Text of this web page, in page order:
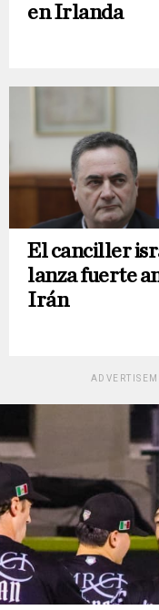
en Irlanda
El canciller
lanza fuerte
Irán